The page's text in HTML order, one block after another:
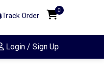
Track Order
0
Login / Sign Up